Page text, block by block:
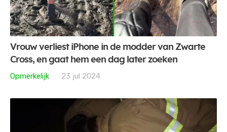
Vrouw verliest iPhone in de modder van Zwarte
Cross, en gaat hem een dag later zoeken
Opmerkelijk
23 jul 2024